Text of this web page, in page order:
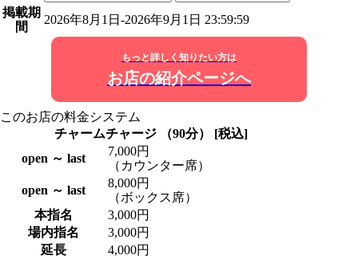
掲載期
間
2026年8月1日-2026年9月1日 23:59:59
もっと詳しく知りたい方は
お店の紹介ページへ
このお店の料金システム
チャームチャージ （90分） [税込]
open ～ last
7,000円
（カウンター席）
open ～ last
8,000円
（ボックス席）
本指名
3,000円
場内指名
3,000円
延長
4,000円